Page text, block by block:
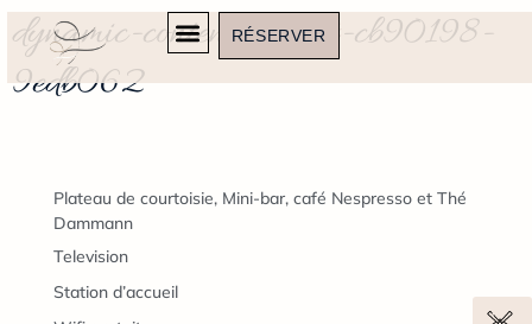
RÉSERVER
dynamic-content-widget-cb90198-
9edb062
Plateau de courtoisie, Mini-bar, café Nespresso et Thé
Dammann
Television
Station d’accueil